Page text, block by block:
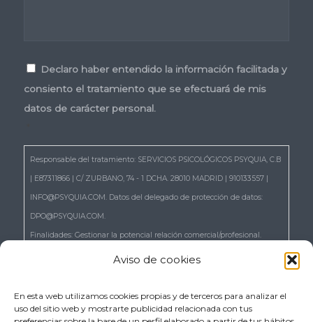
Aviso de cookies
En esta web utilizamos cookies propias y de terceros para analizar el
uso del sitio web y mostrarte publicidad relacionada con tus
Declaro haber entendido la información facilitada y
consiento el tratamiento que se efectuará de mis
datos de carácter personal.
Responsable del tratamiento: SERVICIOS PSICOLÓGICOS PSYQUIA, C.B
| E87311866 | C/ ZURBANO, 74 - 1 DCHA. 28010 MADRID | 910133557 |
INFO@PSYQUIA.COM. Datos del delegado de protección de datos:
DPO@PSYQUIA.COM.
Finalidades: Gestionar la potencial relación comercial/profesional.
22 del RGPD, de acceso, rectificación, supresión, portabilidad,